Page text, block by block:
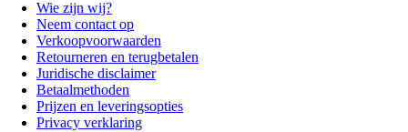
Wie zijn wij?
Neem contact op
Verkoopvoorwaarden
Retourneren en terugbetalen
Juridische disclaimer
Betaalmethoden
Prijzen en leveringsopties
Privacy verklaring